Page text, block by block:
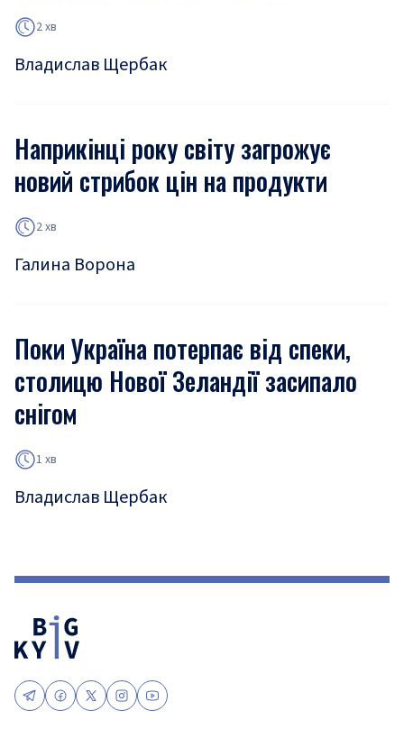
2 хв
Владислав Щербак
Наприкінці року світу загрожує
новий стрибок цін на продукти
2 хв
Галина Ворона
Поки Україна потерпає від спеки,
столицю Нової Зеландії засипало
снігом
1 хв
Владислав Щербак